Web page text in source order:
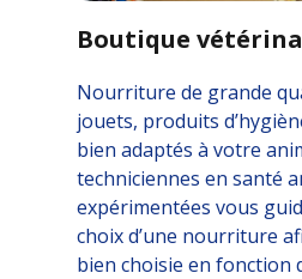
Boutique
Nourriture de grande
jouets, produits
bien adaptés à votre
techniciennes en santé
expérimentées vous
choix d’une nourriture
bien choisie en fonction